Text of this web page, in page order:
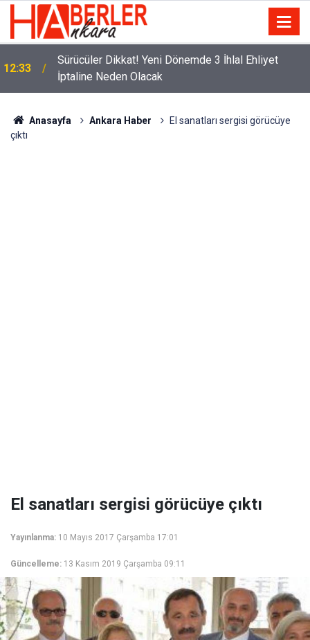
12:33
Sürücüler Dikkat! Yeni Dönemde 3 İhlal Ehliyet
İptaline Neden Olacak
Anasayfa Ankara Haber
El sanatları sergisi görücüye
çıktı
El sanatları sergisi görücüye çıktı
Yayınlanma: 10 Mayıs 2017 Çarşamba 17:01
Güncelleme: 13 Kasım 2019 Çarşamba 09:11